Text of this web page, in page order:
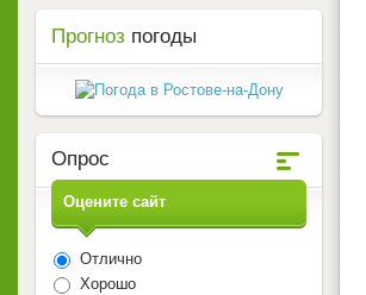
Прогноз погоды
Опрос
Оцените сайт
Отлично
Хорошо